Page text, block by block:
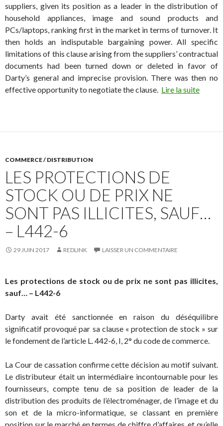
suppliers, given its position as a leader in the distribution of
household appliances, image and sound products and
PCs/laptops, ranking first in the market in terms of turnover. It
then holds an indisputable bargaining power. All specific
limitations of this clause arising from the suppliers’ contractual
documents had been turned down or deleted in favor of
Darty’s general and imprecise provision. There was then no
effective opportunity to negotiate the clause. Lire la suite
COMMERCE / DISTRIBUTION
LES PROTECTIONS DE
STOCK OU DE PRIX NE
SONT PAS ILLICITES, SAUF…
– L442-6
29 JUIN 2017 REDLINK LAISSER UN COMMENTAIRE
Les protections de stock ou de prix ne sont pas illicites,
sauf… – L442-6
Darty avait été sanctionnée en raison du déséquilibre
significatif provoqué par sa clause « protection de stock » sur
le fondement de l’article L. 442-6, I, 2° du code de commerce.
La Cour de cassation confirme cette décision au motif suivant.
Le distributeur était un intermédiaire incontournable pour les
fournisseurs, compte tenu de sa position de leader de la
distribution des produits de l’électroménager, de l’image et du
son et de la micro-informatique, se classant en première